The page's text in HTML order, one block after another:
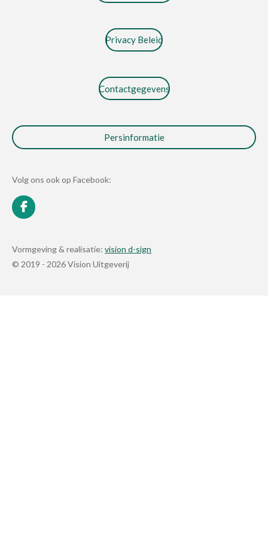
Privacy Beleid
Contactgegevens
Persinformatie
Volg ons ook op Facebook:
F
a
b
o
Vormgeving & realisatie: vision d-sign
© 2019 - 2026 Vision Uitgeverij